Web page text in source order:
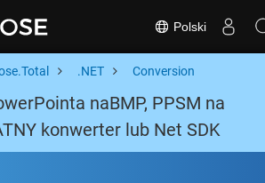
Polski
.NET Conversion
naBMP, PPSM na
konwerter lub Net SDK